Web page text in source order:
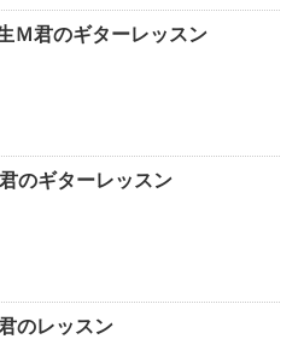
Ｍ君のギターレッスン
のギターレッスン
のレッスン